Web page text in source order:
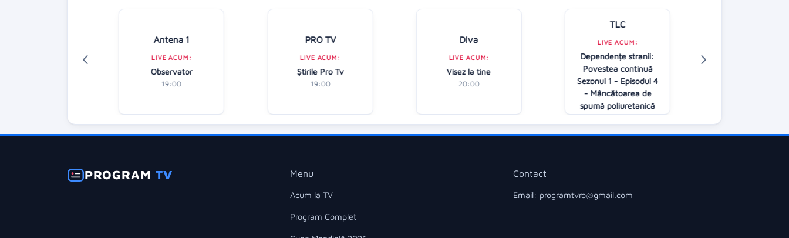
Antena 1
LIVE ACUM:
Observator
19:00
PRO TV
LIVE ACUM:
Ştirile Pro Tv
19:00
Diva
LIVE ACUM:
Visez la tine
20:00
TLC
LIVE ACUM:
Dependențe stranii:
Povestea continuă
Sezonul 1 - Episodul 4
- Mâncătoarea de
spumă poliuretanică
20:00
PROGRAMTV Menu
Acum la TV
Program Complet
Contact
Email: programtvro@gmail.com